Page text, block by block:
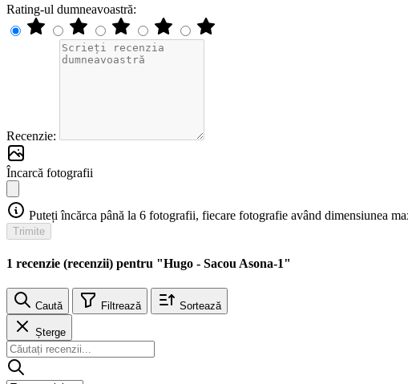
Rating-ul dumneavoastră:
Recenzie:
Încarcă fotografii
Puteți încărca până la 6 fotografii, fiecare fotografie având dimensiunea
Trimite
1 recenzie (recenzii) pentru "Hugo - Sacou Asona-1"
Caută Filtrează Sortează
Șterge